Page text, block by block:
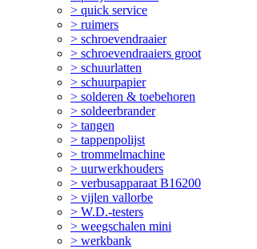
> quick service
> ruimers
> schroevendraaier
> schroevendraaiers groot
> schuurlatten
> schuurpapier
> solderen & toebehoren
> soldeerbrander
> tangen
> tappenpolijst
> trommelmachine
> uurwerkhouders
> verbusapparaat B16200
> vijlen vallorbe
> W.D.-testers
> weegschalen mini
> werkbank